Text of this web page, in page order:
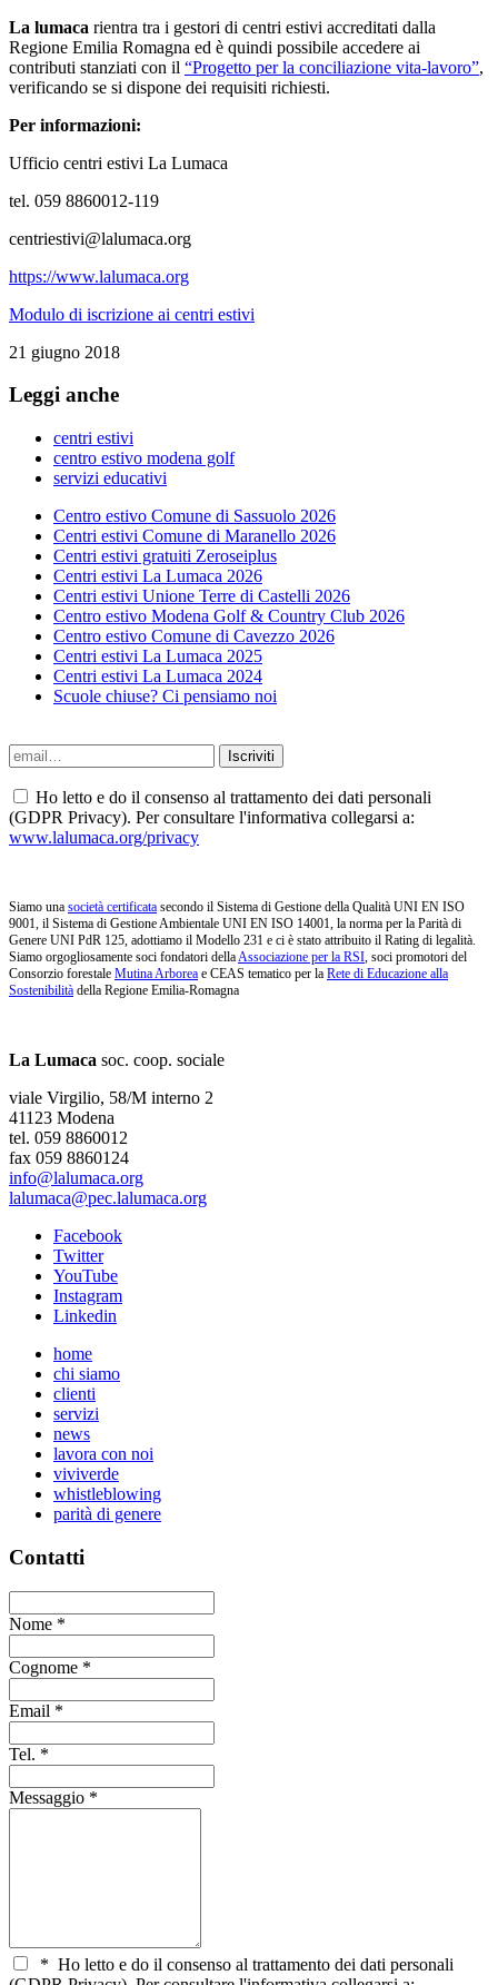
La lumaca rientra tra i gestori di centri estivi accreditati dalla
Regione Emilia Romagna ed è quindi possibile accedere ai
contributi stanziati con il “Progetto per la conciliazione vita-lavoro”,
verificando se si dispone dei requisiti richiesti.
Per informazioni:
Ufficio centri estivi La Lumaca
tel. 059 8860012-119
centriestivi@lalumaca.org
https://www.lalumaca.org
Modulo di iscrizione ai centri estivi
21 giugno 2018
Leggi anche
centri estivi
centro estivo modena golf
servizi educativi
Centro estivo Comune di Sassuolo 2026
Centri estivi Comune di Maranello 2026
Centri estivi gratuiti Zeroseiplus
Centri estivi La Lumaca 2026
Centri estivi Unione Terre di Castelli 2026
Centro estivo Modena Golf & Country Club 2026
Centro estivo Comune di Cavezzo 2026
Centri estivi La Lumaca 2025
Centri estivi La Lumaca 2024
Scuole chiuse? Ci pensiamo noi
Ho letto e do il consenso al trattamento dei dati personali
(GDPR Privacy). Per consultare l'informativa collegarsi a:
www.lalumaca.org/privacy
Siamo una società certificata secondo il Sistema di Gestione della Qualità UNI EN ISO
9001, il Sistema di Gestione Ambientale UNI EN ISO 14001, la norma per la Parità di
Genere UNI PdR 125, adottiamo il Modello 231 e ci è stato attribuito il Rating di legalità.
Siamo orgogliosamente soci fondatori dellaAssociazione per la RSI, soci promotori del
Consorzio forestale Mutina Arborea e CEAS tematico per la Rete di Educazione alla
Sostenibilità della Regione Emilia-Romagna
La Lumaca soc. coop. sociale
viale Virgilio, 58/M interno 2
41123 Modena
tel. 059 8860012
fax 059 8860124
info@lalumaca.org
lalumaca@pec.lalumaca.org
Facebook
Twitter
YouTube
Instagram
Linkedin
home
chi siamo
clienti
servizi
news
lavora con noi
viviverde
whistleblowing
parità di genere
Contatti
Nome *
Cognome *
Email *
Tel. *
Messaggio *
* Ho letto e do il consenso al trattamento dei dati personali